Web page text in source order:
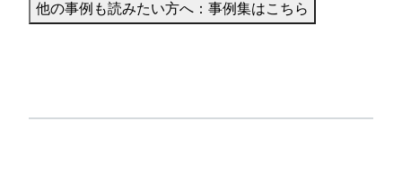
他の事例も読みたい方へ：事例集はこちら